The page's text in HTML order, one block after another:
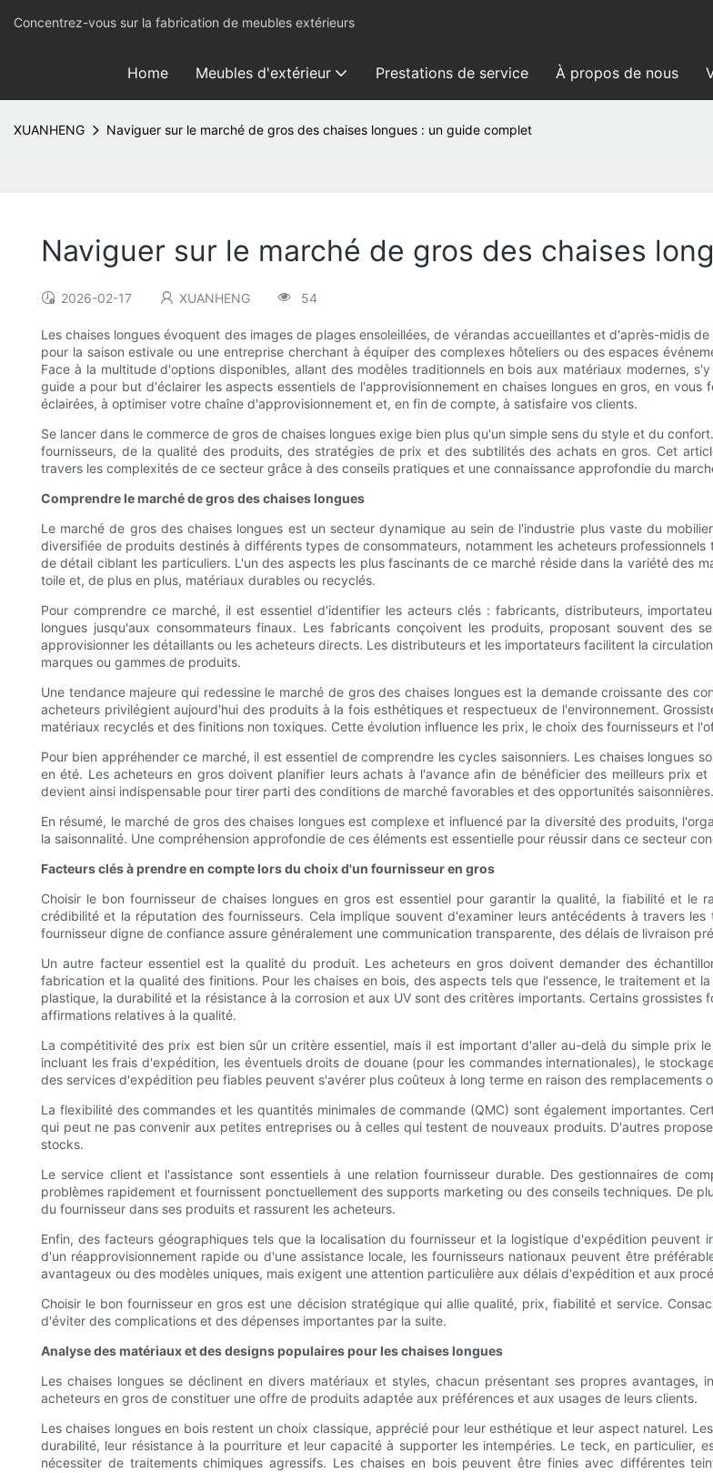
Concentrez-vous sur la fabrication de meubles extérieurs
Home Meubles d'extérieur Prestations de service À propos de nous
XUANHENG Naviguer sur le marché de gros des chaises longues : un guide complet
Naviguer sur le marché de gros des chaises
2026-02-17 XUANHENG 54
Les chaises longues évoquent des images de plages ensoleillées, de vérandas accueillantes et d'après-midis
pour la saison estivale ou une entreprise cherchant à équiper des complexes hôteliers ou des espaces
Face à la multitude d'options disponibles, allant des modèles traditionnels en bois aux matériaux modernes,
guide a pour but d'éclairer les aspects essentiels de l'approvisionnement en chaises longues en gros, en
éclairées, à optimiser votre chaîne d'approvisionnement et, en fin de compte, à satisfaire vos clients.
Se lancer dans le commerce de gros de chaises longues exige bien plus qu'un simple sens du style et du
fournisseurs, de la qualité des produits, des stratégies de prix et des subtilités des achats en gros. Cet
travers les complexités de ce secteur grâce à des conseils pratiques et une connaissance approfondie du
Comprendre le marché de gros des chaises longues
Le marché de gros des chaises longues est un secteur dynamique au sein de l'industrie plus vaste du
diversifiée de produits destinés à différents types de consommateurs, notamment les acheteurs
de détail ciblant les particuliers. L'un des aspects les plus fascinants de ce marché réside dans la variété des
toile et, de plus en plus, matériaux durables ou recyclés.
Pour comprendre ce marché, il est essentiel d'identifier les acteurs clés : fabricants, distributeurs,
longues jusqu'aux consommateurs finaux. Les fabricants conçoivent les produits, proposant souvent des
approvisionner les détaillants ou les acheteurs directs. Les distributeurs et les importateurs facilitent la
marques ou gammes de produits.
Une tendance majeure qui redessine le marché de gros des chaises longues est la demande croissante des
acheteurs privilégient aujourd'hui des produits à la fois esthétiques et respectueux de l'environnement.
matériaux recyclés et des finitions non toxiques. Cette évolution influence les prix, le choix des fournisseurs et
Pour bien appréhender ce marché, il est essentiel de comprendre les cycles saisonniers. Les chaises longues
en été. Les acheteurs en gros doivent planifier leurs achats à l'avance afin de bénéficier des meilleurs prix
devient ainsi indispensable pour tirer parti des conditions de marché favorables et des opportunités saisonnières.
En résumé, le marché de gros des chaises longues est complexe et influencé par la diversité des produits,
la saisonnalité. Une compréhension approfondie de ces éléments est essentielle pour réussir dans ce secteur
Facteurs clés à prendre en compte lors du choix d'un fournisseur en gros
Choisir le bon fournisseur de chaises longues en gros est essentiel pour garantir la qualité, la fiabilité et
crédibilité et la réputation des fournisseurs. Cela implique souvent d'examiner leurs antécédents à travers
fournisseur digne de confiance assure généralement une communication transparente, des délais de livraison
Un autre facteur essentiel est la qualité du produit. Les acheteurs en gros doivent demander des
fabrication et la qualité des finitions. Pour les chaises en bois, des aspects tels que l'essence, le traitement et
plastique, la durabilité et la résistance à la corrosion et aux UV sont des critères importants. Certains
affirmations relatives à la qualité.
La compétitivité des prix est bien sûr un critère essentiel, mais il est important d'aller au-delà du simple prix
incluant les frais d'expédition, les éventuels droits de douane (pour les commandes internationales), le
des services d'expédition peu fiables peuvent s'avérer plus coûteux à long terme en raison des remplacements
La flexibilité des commandes et les quantités minimales de commande (QMC) sont également importantes.
qui peut ne pas convenir aux petites entreprises ou à celles qui testent de nouveaux produits. D'autres
stocks.
Le service client et l'assistance sont essentiels à une relation fournisseur durable. Des gestionnaires de
problèmes rapidement et fournissent ponctuellement des supports marketing ou des conseils techniques. De
du fournisseur dans ses produits et rassurent les acheteurs.
Enfin, des facteurs géographiques tels que la localisation du fournisseur et la logistique d'expédition peuvent
d'un réapprovisionnement rapide ou d'une assistance locale, les fournisseurs nationaux peuvent être
avantageux ou des modèles uniques, mais exigent une attention particulière aux délais d'expédition et aux
Choisir le bon fournisseur en gros est une décision stratégique qui allie qualité, prix, fiabilité et service.
d'éviter des complications et des dépenses importantes par la suite.
Analyse des matériaux et des designs populaires pour les chaises longues
Les chaises longues se déclinent en divers matériaux et styles, chacun présentant ses propres
acheteurs en gros de constituer une offre de produits adaptée aux préférences et aux usages de leurs clients.
Les chaises longues en bois restent un choix classique, apprécié pour leur esthétique et leur aspect naturel.
durabilité, leur résistance à la pourriture et leur capacité à supporter les intempéries. Le teck, en particulier,
nécessiter de traitements chimiques agressifs. Les chaises en bois peuvent être finies avec différentes